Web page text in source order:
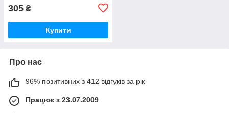
305 ₴
Купити
Про нас
96% позитивних з 412 відгуків за рік
Працює з 23.07.2009